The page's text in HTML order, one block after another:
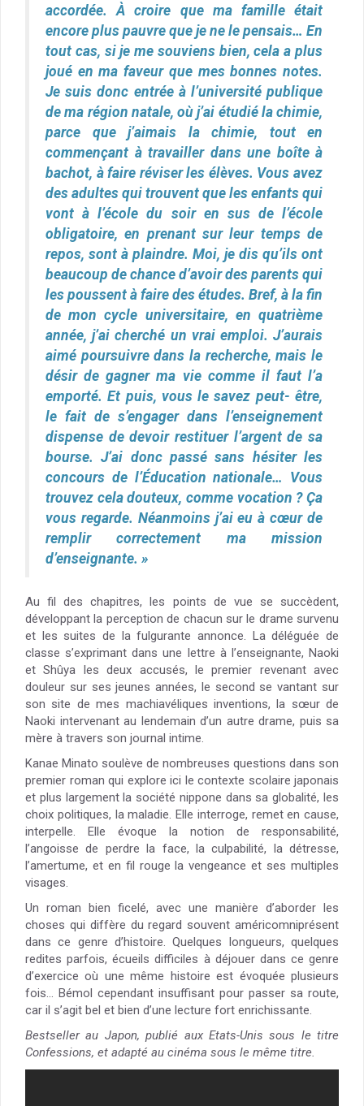
accordée. À croire que ma famille était
encore plus pauvre que je ne le pensais… En
tout cas, si je me souviens bien, cela a plus
joué en ma faveur que mes bonnes notes.
Je suis donc entrée à l’université publique
de ma région natale, où j’ai étudié la chimie,
parce que j’aimais la chimie, tout en
commençant à travailler dans une boîte à
bachot, à faire réviser les élèves. Vous avez
des adultes qui trouvent que les enfants qui
vont à l’école du soir en sus de l’école
obligatoire, en prenant sur leur temps de
repos, sont à plaindre. Moi, je dis qu’ils ont
beaucoup de chance d’avoir des parents qui
les poussent à faire des études. Bref, à la fin
de mon cycle universitaire, en quatrième
année, j’ai cherché un vrai emploi. J’aurais
aimé poursuivre dans la recherche, mais le
désir de gagner ma vie comme il faut l’a
emporté. Et puis, vous le savez peut- être,
le fait de s’engager dans l’enseignement
dispense de devoir restituer l’argent de sa
bourse. J’ai donc passé sans hésiter les
concours de l’Éducation nationale… Vous
trouvez cela douteux, comme vocation ? Ça
vous regarde. Néanmoins j’ai eu à cœur de
remplir correctement ma mission
d’enseignante. »
Au fil des chapitres, les points de vue se succèdent,
développant la perception de chacun sur le drame survenu
et les suites de la fulgurante annonce. La déléguée de
classe s’exprimant dans une lettre à l’enseignante, Naoki
et Shûya les deux accusés, le premier revenant avec
douleur sur ses jeunes années, le second se vantant sur
son site de mes machiavéliques inventions, la sœur de
Naoki intervenant au lendemain d’un autre drame, puis sa
mère à travers son journal intime.
Kanae Minato soulève de nombreuses questions dans son
premier roman qui explore ici le contexte scolaire japonais
et plus largement la société nippone dans sa globalité, les
choix politiques, la maladie. Elle interroge, remet en cause,
interpelle. Elle évoque la notion de responsabilité,
l’angoisse de perdre la face, la culpabilité, la détresse,
l’amertume, et en fil rouge la vengeance et ses multiples
visages.
Un roman bien ficelé, avec une manière d’aborder les
choses qui diffère du regard souvent américomniprésent
dans ce genre d’histoire. Quelques longueurs, quelques
redites parfois, écueils difficiles à déjouer dans ce genre
d’exercice où une même histoire est évoquée plusieurs
fois… Bémol cependant insuffisant pour passer sa route,
car il s’agit bel et bien d’une lecture fort enrichissante.
Bestseller au Japon, publié aux Etats-Unis sous le titre
Confessions, et adapté au cinéma sous le même titre.